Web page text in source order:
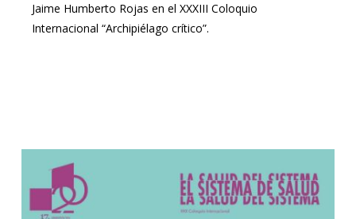
Jaime Humberto Rojas en el XXXIII Coloquio
Internacional “Archipiélago crítico”.